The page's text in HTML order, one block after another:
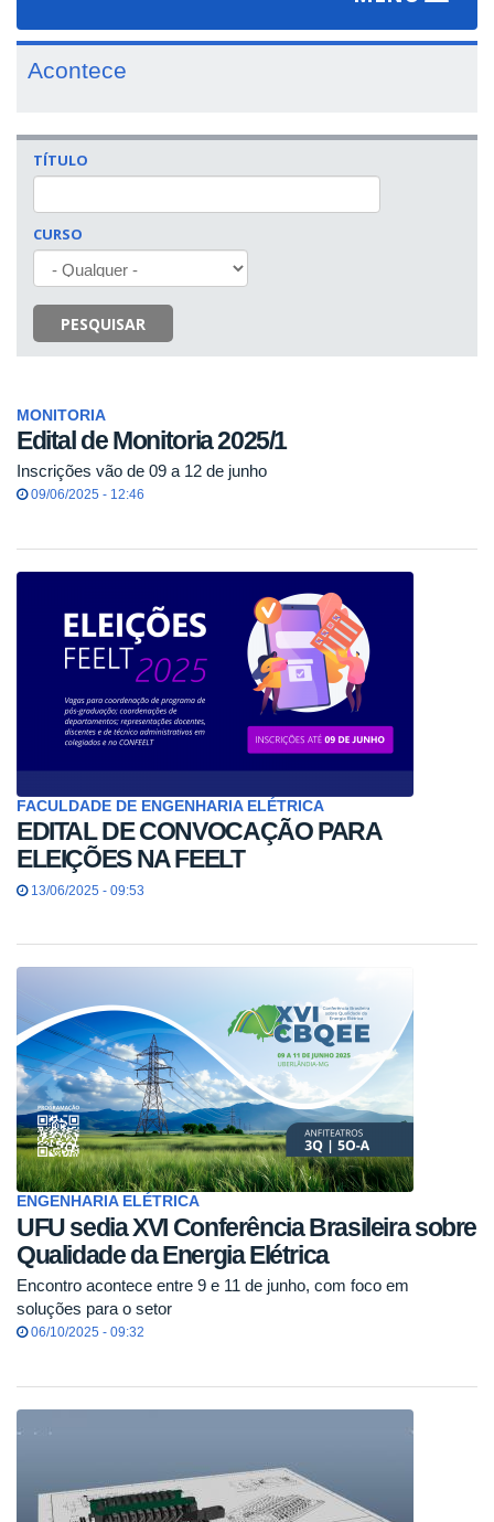
Acontece
TÍTULO
CURSO
PESQUISAR
MONITORIA
Edital de Monitoria 2025/1
Inscrições vão de 09 a 12 de junho
09/06/2025 - 12:46
FACULDADE DE ENGENHARIA ELÉTRICA
EDITAL DE CONVOCAÇÃO PARA
ELEIÇÕES NA FEELT
13/06/2025 - 09:53
ENGENHARIA ELÉTRICA
UFU sedia XVI Conferência Brasileira sobre
Qualidade da Energia Elétrica
Encontro acontece entre 9 e 11 de junho, com foco em
soluções para o setor
06/10/2025 - 09:32